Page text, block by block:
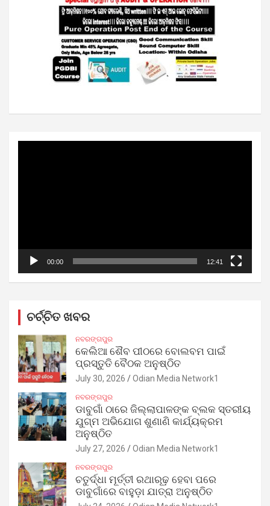
00:00 12:41
ଚର୍ଚ୍ଚିତ ଖବର
ନବରଙ୍ଗପୁର
କେଲିଆ ଶୈବ ପୀଠରେ ବୋଲବମ ପାଇଁ
ପ୍ରସ୍ତୁତି ବୈଠକ ଅନୁଷ୍ଠିତ
July 30, 2026 Odian Media Network1
ନବରଙ୍ଗପୁର
ଡାବୁଗାଁ ଠାରେ ଜିଲ୍ଲାପାଳଙ୍କ ବ୍ଲକ ସ୍ତରୀୟ
ଯୁଗ୍ମ ଅଭିଯୋଗ ଶୁଣାଣି କାର୍ଯ୍ୟକ୍ରମ
ଅନୁଷ୍ଠିତ
July 27, 2026 Odian Media Network1
ନବରଙ୍ଗପୁର
ଚତୁର୍ଦ୍ଧା ମୂର୍ତ୍ତୀ ରଥାରୂଢ଼ ହେବା ପରେ
ଡାବୁଗାଁରେ ବାହୁଡ଼ା ଯାତ୍ରା ଅନୁଷ୍ଠିତ